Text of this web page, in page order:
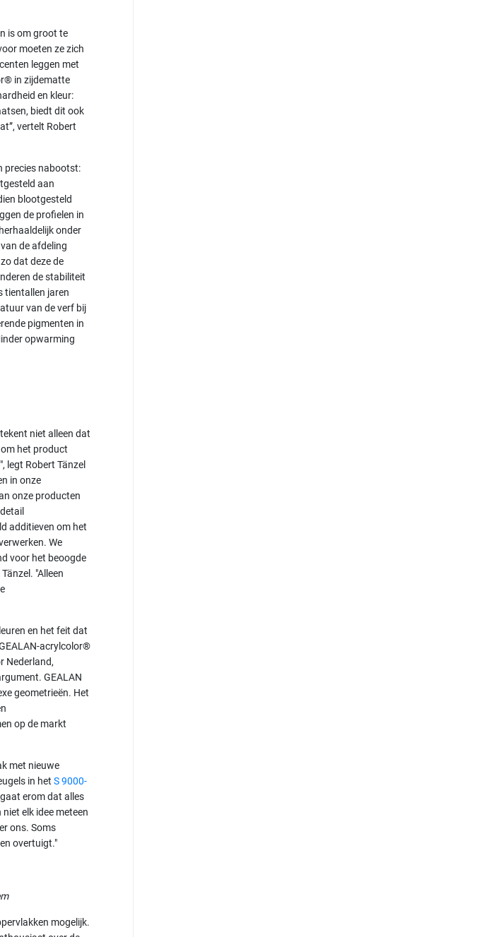
is om groot te
moeten ze zich
leggen met
in zijdematte
en kleur:
biedt dit ook
vertelt Robert
precies nabootst:
aan
blootgesteld
de profielen in
onder
de afdeling
dat deze de
de stabiliteit
tientallen jaren
van de verf bij
pigmenten in
opwarming
niet alleen dat
het product
legt Robert Tänzel
in onze
onze producten
additieven om het
We
voor het beoogde
"Alleen
en het feit dat
acrylcolor®
Nederland,
GEALAN
geometrieën. Het
op de markt
met nieuwe
in het S 9000-
erom dat alles
elk idee meteen
ons. Soms
overtuigt."
mogelijk.